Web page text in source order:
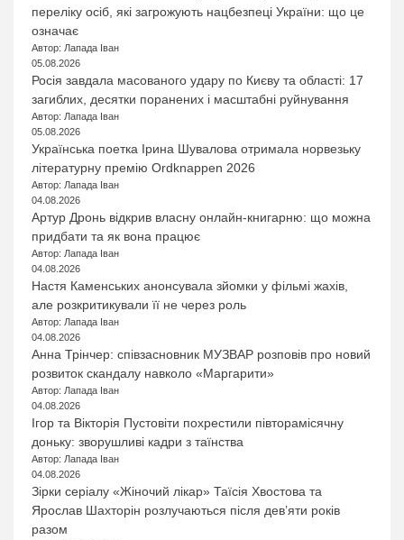
переліку осіб, які загрожують нацбезпеці України: що це
означає
Автор: Лапада Іван
05.08.2026
Росія завдала масованого удару по Києву та області: 17
загиблих, десятки поранених і масштабні руйнування
Автор: Лапада Іван
05.08.2026
Українська поетка Ірина Шувалова отримала норвезьку
літературну премію Ordknappen 2026
Автор: Лапада Іван
04.08.2026
Артур Дронь відкрив власну онлайн-книгарню: що можна
придбати та як вона працює
Автор: Лапада Іван
04.08.2026
Настя Каменських анонсувала зйомки у фільмі жахів,
але розкритикували її не через роль
Автор: Лапада Іван
04.08.2026
Анна Трінчер: співзасновник МУЗВАР розповів про новий
розвиток скандалу навколо «Маргарити»
Автор: Лапада Іван
04.08.2026
Ігор та Вікторія Пустовіти похрестили півторамісячну
доньку: зворушливі кадри з таїнства
Автор: Лапада Іван
04.08.2026
Зірки серіалу «Жіночий лікар» Таїсія Хвостова та
Ярослав Шахторін розлучаються після дев’яти років
разом